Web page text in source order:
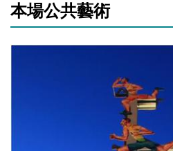
本場公共藝術